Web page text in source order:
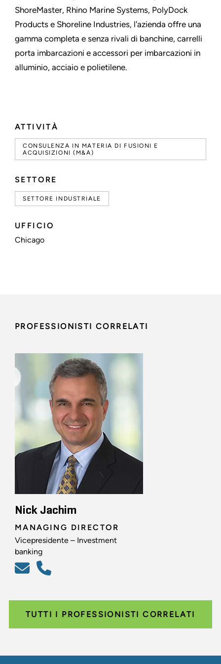
ATTIVITÀ
CONSULENZA IN MATERIA DI FUSIONI E
ACQUISIZIONI (M&A)
SETTORE
SETTORE INDUSTRIALE
UFFICIO
Chicago
ShoreMaster, Rhino Marine Systems, PolyDock
Products e Shoreline Industries, l'azienda offre una
gamma completa e senza rivali di banchine, carrelli
porta imbarcazioni e accessori per imbarcazioni in
alluminio, acciaio e polietilene.
PROFESSIONISTI CORRELATI
Nick Jachim
MANAGING DIRECTOR
Vicepresidente – Investment
banking
TUTTI I PROFESSIONISTI CORRELATI